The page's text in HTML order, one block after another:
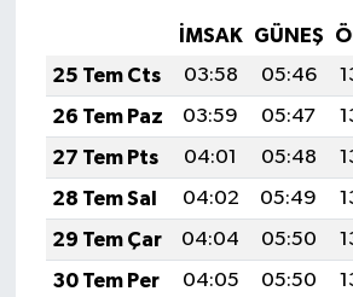
İMSAK GÜNEŞ
25 Tem Cts
03:58 05:46
26 Tem Paz
03:59 05:47
27 Tem Pts
04:01 05:48
28 Tem Sal
04:02 05:49
29 Tem Çar
04:04 05:50
30 Tem Per
04:05 05:50
Rüya Tabirleri
Şaphane